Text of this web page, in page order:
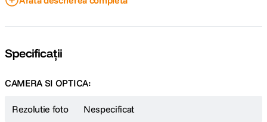
Material impermeabil: imprimare de înalt? precizie pentru utilizare în
eviden?iaz? loca?ia exact? a pl?cu?ei de aterizare.
Specificații
CAMERA SI OPTICA:
Rezolutie foto Nespecificat